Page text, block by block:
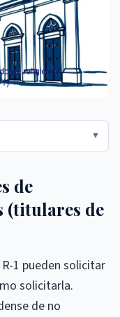
▼
de
(titulares de
1 pueden solicitar
solicitarla.
de no